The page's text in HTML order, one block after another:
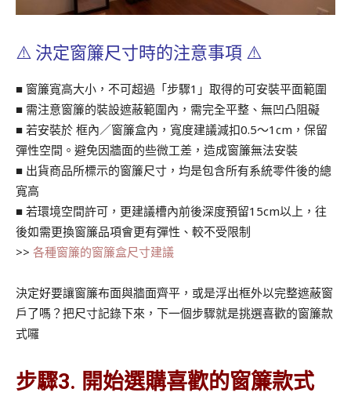
⚠️ 決定窗簾尺寸時的注意事項 ⚠️
■ 窗簾寬高大小，不可超過「步驟1」取得的可安裝平面範圍
■ 需注意窗簾的裝設遮蔽範圍內，需完全平整、無凹凸阻礙
■ 若安裝於 框內／窗簾盒內，寬度建議減扣0.5～1cm，保留
彈性空間。避免因牆面的些微工差，造成窗簾無法安裝
■ 出貨商品所標示的窗簾尺寸，均是包含所有系統零件後的總
寬高
■ 若環境空間許可，更建議槽內前後深度預留15cm以上，往
後如需更換窗簾品項會更有彈性、較不受限制
>> 各種窗簾的窗簾盒尺寸建議
決定好要讓窗簾布面與牆面齊平，或是浮出框外以完整遮蔽窗
戶了嗎？把尺寸記錄下來，下一個步驟就是挑選喜歡的窗簾款
式囉
步驟3. 開始選購喜歡的窗簾款式